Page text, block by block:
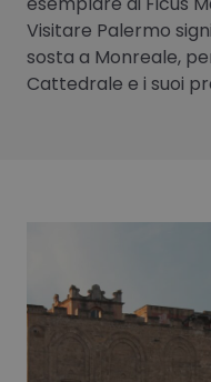
Visitare Palermo
sosta a Monreale,
Cattedrale e i suoi